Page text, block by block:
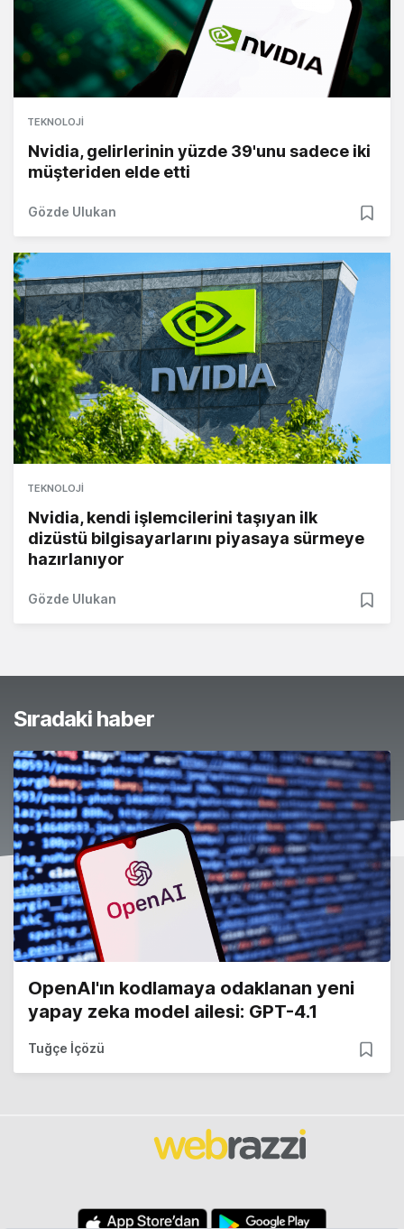
TEKNOLOJI
Nvidia, gelirlerinin yüzde 39'unu sadece iki
müşteriden elde etti
Gözde Ulukan
TEKNOLOJI
Nvidia, kendi işlemcilerini taşıyan ilk
dizüstü bilgisayarlarını piyasaya sürmeye
hazırlanıyor
Gözde Ulukan
Sıradaki haber
OpenAI'ın kodlamaya odaklanan yeni
yapay zeka model ailesi: GPT-4.1
Tuğçe İçözü